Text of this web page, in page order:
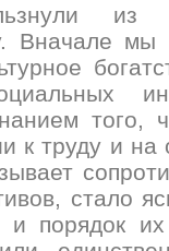
из
Вначале мы
того,
к труду и на
стало
и порядок